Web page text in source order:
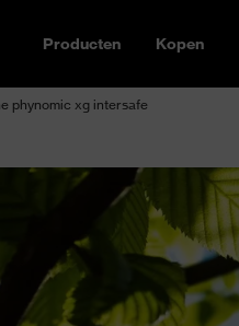
Producten Kopen
phynomic xg intersafe